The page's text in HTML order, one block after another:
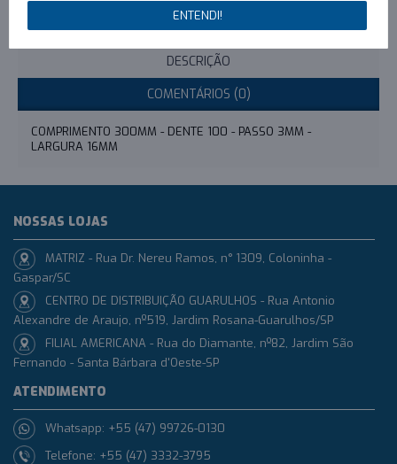
Escreva um comentário
DESCRIÇÃO
COMENTÁRIOS (0)
COMPRIMENTO 300MM - DENTE 100 - PASSO 3MM -
LARGURA 16MM
ENTENDI!
NOSSAS LOJAS
MATRIZ - Rua Dr. Nereu Ramos, n° 1309, Coloninha -
Gaspar/SC
CENTRO DE DISTRIBUIÇÃO GUARULHOS - Rua Antonio
Alexandre de Araujo, nº519, Jardim Rosana-Guarulhos/SP
FILIAL AMERICANA - Rua do Diamante, nº82, Jardim São
Fernando - Santa Bárbara d'Oeste-SP
ATENDIMENTO
Whatsapp: +55 (47) 99726-0130
Telefone: +55 (47) 3332-3795